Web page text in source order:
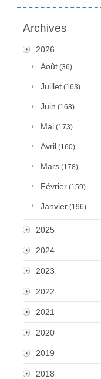
Archives
2026
Août (36)
Juillet (163)
Juin (168)
Mai (173)
Avril (160)
Mars (178)
Février (159)
Janvier (196)
2025
2024
2023
2022
2021
2020
2019
2018